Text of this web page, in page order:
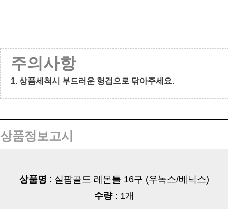
주의사항
1. 상품세척시 부드러운 헝겁으로 닦아주세요.
상품정보고시
상품명 : 실팝골드 레몬틀 16구 (우녹스/베닉스)
수량: 1개